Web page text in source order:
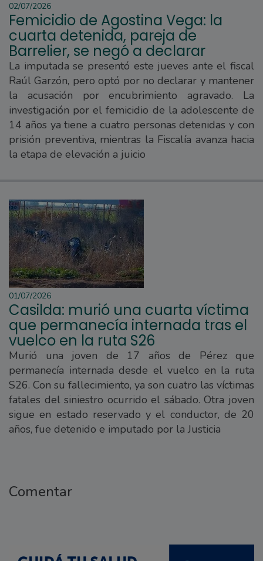
02/07/2026
Femicidio de Agostina Vega: la
cuarta detenida, pareja de
Barrelier, se negó a declarar
La imputada se presentó este jueves ante el fiscal
Raúl Garzón, pero optó por no declarar y mantener
la acusación por encubrimiento agravado. La
investigación por el femicidio de la adolescente de
14 años ya tiene a cuatro personas detenidas y con
prisión preventiva, mientras la Fiscalía avanza hacia
la etapa de elevación a juicio
01/07/2026
Casilda: murió una cuarta víctima
que permanecía internada tras el
vuelco en la ruta S26
Murió una joven de 17 años de Pérez que
permanecía internada desde el vuelco en la ruta
S26. Con su fallecimiento, ya son cuatro las víctimas
fatales del siniestro ocurrido el sábado. Otra joven
sigue en estado reservado y el conductor, de 20
años, fue detenido e imputado por la Justicia
Comentar